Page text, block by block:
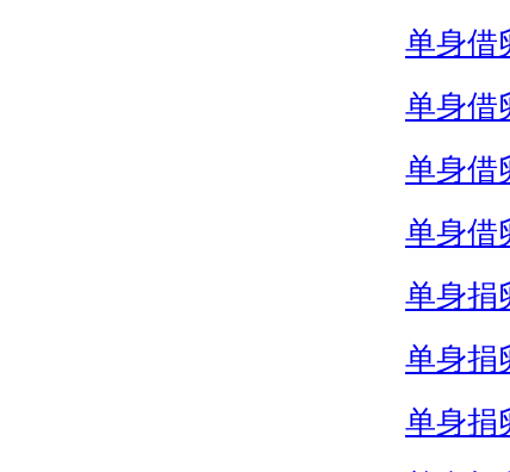
单身借
单身借
单身借
单身借
单身捐
单身捐
单身捐